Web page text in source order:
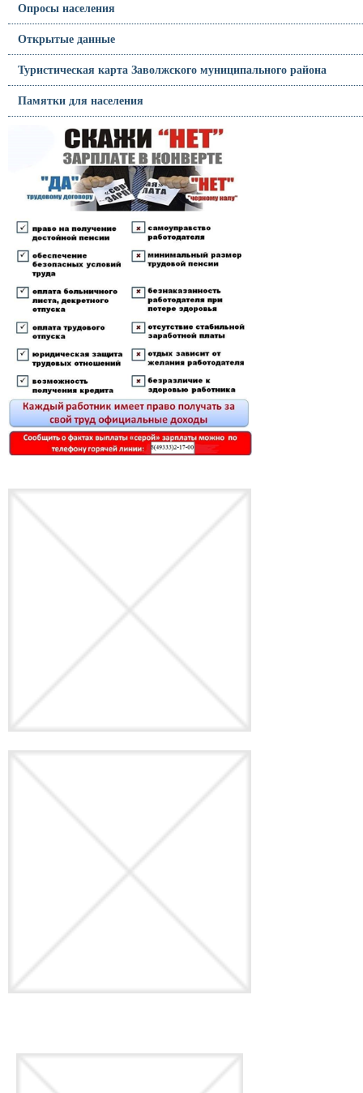
Опросы населения
Открытые данные
Туристическая карта Заволжского муниципального района
Памятки для населения